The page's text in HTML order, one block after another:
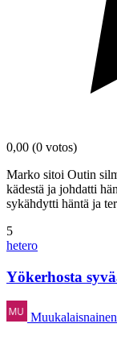
0,00 (0 votos)
Marko sitoi Outin
kädestä ja johdatti
sykähdytti häntä ja
5
hetero
Yökerhosta
Muukalaisnainen